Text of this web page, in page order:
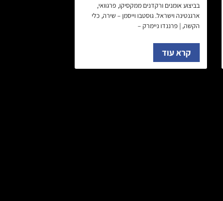
בביצוע אומנים ורקדנים ממקסיקו, פרגוואי,
ארגנטינה וישראל. גוסטבו וייסמן – שירה, כלי
הקשה, | פרננדו ניימרק –
קרא עוד